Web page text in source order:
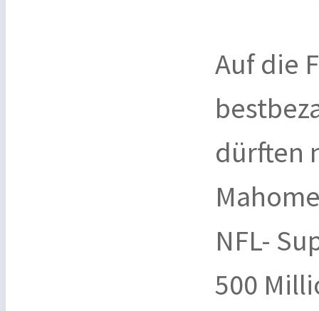
Auf die
dürften
NFL-
500